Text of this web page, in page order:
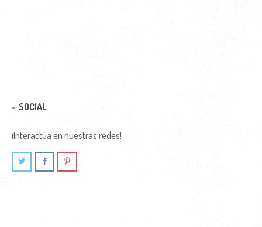
SOCIAL
¡Interactúa en nuestras redes!